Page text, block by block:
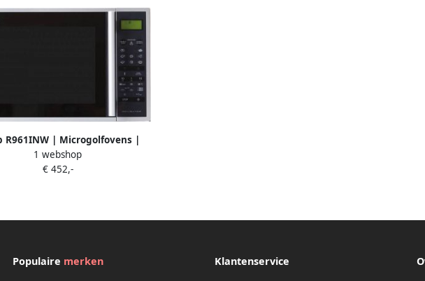
R961INW | Microgolfovens |
Microgolf&Ovens |
R961INW
1 webshop
€ 452,-
Populaire merken Klantenservice